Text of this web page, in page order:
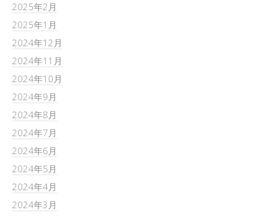
2025年2月
2025年1月
2024年12月
2024年11月
2024年10月
2024年9月
2024年8月
2024年7月
2024年6月
2024年5月
2024年4月
2024年3月